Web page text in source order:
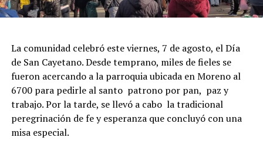
La comunidad celebró este viernes, 7 de agosto, el Día
de San Cayetano. Desde temprano, miles de fieles se
fueron acercando a la parroquia ubicada en Moreno al
6700 para pedirle al santo patrono por pan, paz y
trabajo. Por la tarde, se llevó a cabo la tradicional
peregrinación de fe y esperanza que concluyó con una
misa especial.